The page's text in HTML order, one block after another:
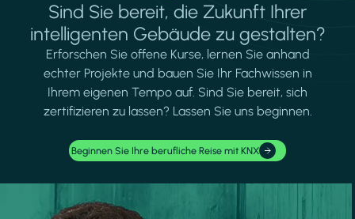
Sind Sie bereit, die Zukunft Ihrer
intelligenten Gebäude zu gestalten?
Erforschen Sie offene Kurse, lernen Sie anhand
echter Projekte und bauen Sie Ihr Fachwissen in
Ihrem eigenen Tempo auf. Sind Sie bereit, sich
zertifizieren zu lassen? Lassen Sie uns beginnen.
Beginnen Sie Ihre berufliche Reise mit KNX